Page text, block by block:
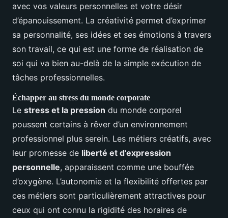
avec vos valeurs personnelles et votre désir
d’épanouissement. La créativité permet d’exprimer
sa personnalité, ses idées et ses émotions à travers
son travail, ce qui est une forme de réalisation de
soi qui va bien au-delà de la simple exécution de
tâches professionnelles.
Échapper au stress du monde corporate
Le stress et la pression du monde corporel
poussent certains à rêver d’un environnement
professionnel plus serein. Les métiers créatifs, avec
leur promesse de liberté et d’expression
personnelle, apparaissent comme une bouffée
d’oxygène. L’autonomie et la flexibilité offertes par
ces métiers sont particulièrement attractives pour
ceux qui ont connu la rigidité des horaires de